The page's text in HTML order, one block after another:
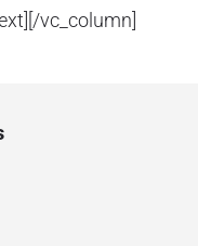
vc_column]